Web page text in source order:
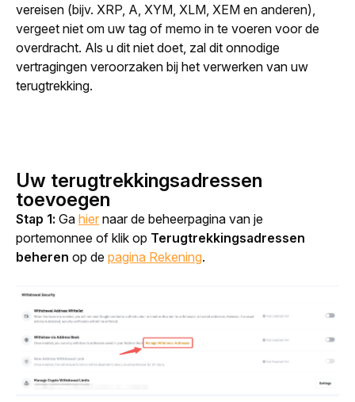
vereisen (bijv. XRP, A, XYM, XLM, XEM en anderen),
vergeet niet om uw tag of memo in te voeren voor de
overdracht. Als u dit niet doet, zal dit onnodige
vertragingen veroorzaken bij het verwerken van uw
terugtrekking.
Uw terugtrekkingsadressen
toevoegen
Stap 1: Ga hier naar de beheerpagina van je
portemonnee of klik op Terugtrekkingsadressen
beheren op de pagina Rekening.